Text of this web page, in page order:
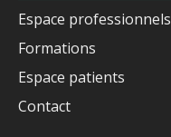
Espace professionnels
Formations
Espace patients
Contact